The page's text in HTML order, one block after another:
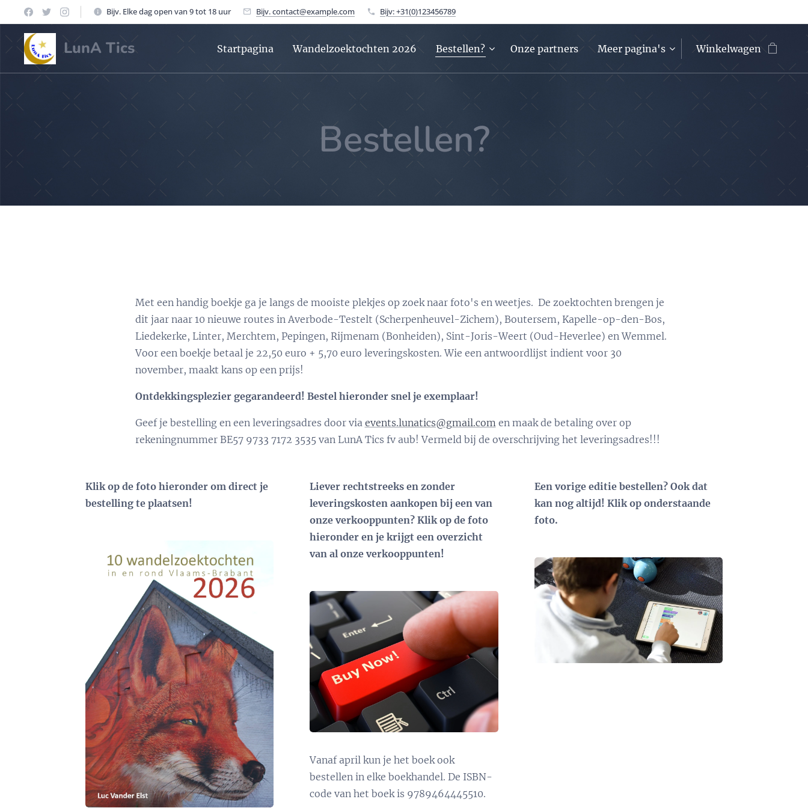
Bijv. Elke dag open van 9 tot 18 uur Bijv. contact@example.com Bijv: +31(0)123456789
LunA Tics Startpagina Wandelzoektochten 2026 Bestellen? Onze partners Meer pagina's Winkelwagen
Bestellen?
Met een handig boekje ga je langs de mooiste plekjes op zoek naar foto's en weetjes. De zoektochten brengen je
dit jaar naar 10 nieuwe routes in Averbode-Testelt (Scherpenheuvel-Zichem), Boutersem, Kapelle-op-den-Bos,
Liedekerke, Linter, Merchtem, Pepingen, Rijmenam (Bonheiden), Sint-Joris-Weert (Oud-Heverlee) en Wemmel.
Voor een boekje betaal je 22,50 euro + 5,70 euro leveringskosten. Wie een antwoordlijst indient voor 30
november, maakt kans op een prijs!
Ontdekkingsplezier gegarandeerd! Bestel hieronder snel je exemplaar!
Geef je bestelling en een leveringsadres door via events.lunatics@gmail.comen maak de betaling over op
rekeningnummer BE57 9733 7172 3535 van LunA Tics fv aub! Vermeld bij de overschrijving het leveringsadres!!!
Klik op de foto hieronder om direct je
bestelling te plaatsen!
Liever rechtstreeks en zonder
leveringskosten aankopen bij een van
onze verkooppunten? Klik op de foto
hieronder en je krijgt een overzicht
van al onze verkooppunten!
Vanaf april kun je het boek ook
bestellen in elke boekhandel. De ISBN-
code van het boek is 9789464445510.
Een vorige editie bestellen? Ook dat
kan nog altijd! Klik op onderstaande
foto.